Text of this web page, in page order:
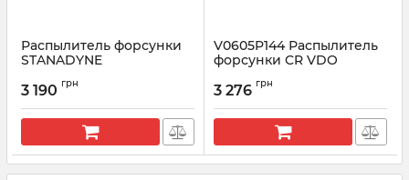
Распылитель форсунки
STANADYNE
TRANSPORTER T4 2.5 TDI
Артикул: 33735
3 190 грн
V0605P144 Распылитель
форсунки CR VDO
A2C59513997
Артикул: A2C59513997
3 276 грн